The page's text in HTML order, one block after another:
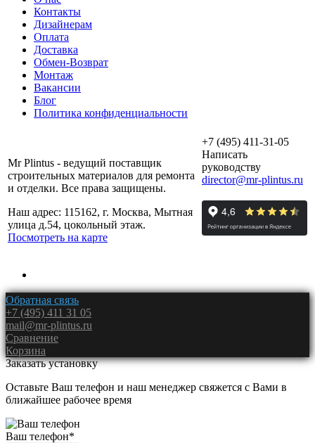
Контакты
Дизайнерам
Оплата
Доставка
Обмен-Возврат
Монтаж
Вакансии
Блог
Политика конфиденциальности
Mr Plintus - ведущий поставщик
строительных материалов для ремонта
и отделки. Все права защищены.
Наш адрес: 115162, г. Москва, Мытная
улица д.54, цокольный этаж.
Посмотреть на карте
+7 (495) 411-31-05
Написать
руководству
director@mr-plintus.ru
Обратная связь
+7 (495) 411 31 05
mail@mr-plintus.ru
Сравнение
Корзина
Заказать установку
Оставьте Ваш телефон и наш менеджер свяжется с Вами в
ближайшее рабочее время
Ваш телефон*